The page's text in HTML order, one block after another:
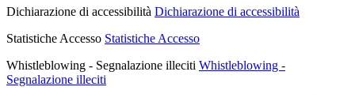
Dichiarazione di accessibilità Dichiarazione di accessibilità
Statistiche Accesso Statistiche Accesso
Whistleblowing - Segnalazione illeciti Whistleblowing -
Segnalazione illeciti